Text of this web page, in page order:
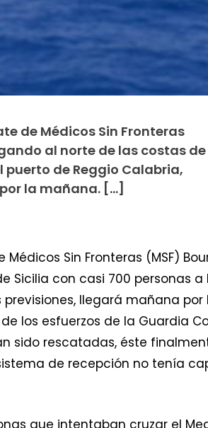
de Médicos Sin Fronteras
al norte de las costas de
puerto de Reggio Calabria,
la mañana. […]
Sin Fronteras (MSF)
con casi 700 personas a
llegará mañana
los esfuerzos de la Guardia
sido rescatadas, éste
de recepción no tenía
que intentaban cruzar el